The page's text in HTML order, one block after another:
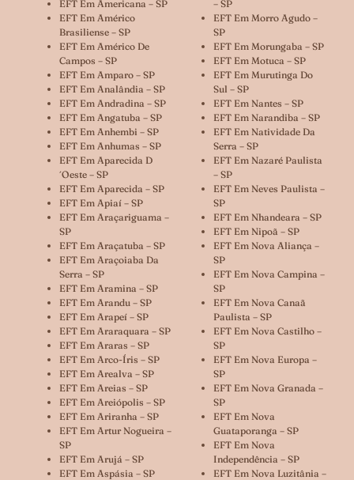
EFT Em Americana – SP
EFT Em Américo
Brasiliense – SP
EFT Em Américo De
Campos – SP
EFT Em Amparo – SP
EFT Em Analândia – SP
EFT Em Andradina – SP
EFT Em Angatuba – SP
EFT Em Anhembi – SP
EFT Em Anhumas – SP
EFT Em Aparecida D
´oeste – SP
EFT Em Aparecida – SP
EFT Em Apiaí – SP
EFT Em Araçariguama –
SP
EFT Em Araçatuba – SP
EFT Em Araçoiaba Da
Serra – SP
EFT Em Aramina – SP
EFT Em Arandu – SP
EFT Em Arapeí – SP
EFT Em Araraquara – SP
EFT Em Araras – SP
EFT Em Arco-Íris – SP
EFT Em Arealva – SP
EFT Em Areias – SP
EFT Em Areiópolis – SP
EFT Em Ariranha – SP
EFT Em Artur Nogueira –
SP
EFT Em Arujá – SP
EFT Em Aspásia – SP
– SP
EFT Em Morro Agudo –
SP
EFT Em Morungaba – SP
EFT Em Motuca – SP
EFT Em Murutinga Do
Sul – SP
EFT Em Nantes – SP
EFT Em Narandiba – SP
EFT Em Natividade Da
Serra – SP
EFT Em Nazaré Paulista
– SP
EFT Em Neves Paulista –
SP
EFT Em Nhandeara – SP
EFT Em Nipoã – SP
EFT Em Nova Aliança –
SP
EFT Em Nova Campina –
SP
EFT Em Nova Canaã
Paulista – SP
EFT Em Nova Castilho –
SP
EFT Em Nova Europa –
SP
EFT Em Nova Granada –
SP
EFT Em Nova
Guataporanga – SP
EFT Em Nova
Independência – SP
EFT Em Nova Luzitânia –